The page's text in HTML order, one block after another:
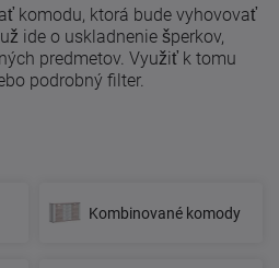
komodu, ktorá bude vyhovovať
ide o uskladnenie šperkov,
predmetov. Využiť k tomu
podrobný filter.
Kombinované komody